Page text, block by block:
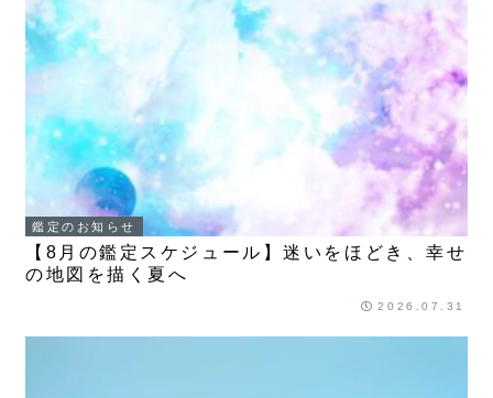
鑑定のお知らせ
【8月の鑑定スケジュール】迷いをほどき、幸せ
の地図を描く夏へ
2026.07.31